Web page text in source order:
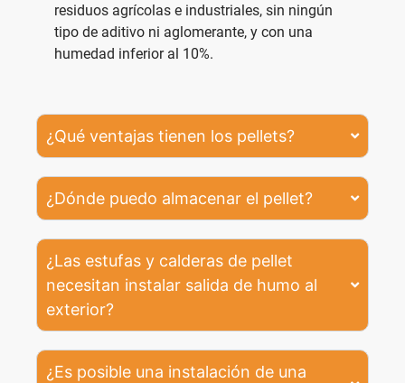
residuos agrícolas e industriales, sin ningún
tipo de aditivo ni aglomerante, y con una
humedad inferior al 10%.
¿Qué ventajas tienen los pellets?
¿Dónde puedo almacenar el pellet?
¿Las estufas y calderas de pellet
necesitan instalar salida de humo al
exterior?
¿Es posible una instalación de una